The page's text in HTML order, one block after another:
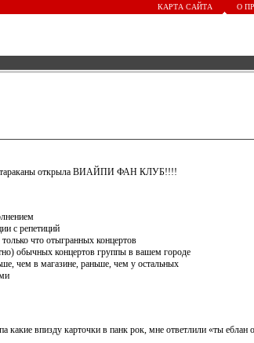
КАРТА САЙТА О
тараканы открыла ВИАЙПИ ФАН КЛУБ!!!!
с репетиций
что отыгранных концертов
обычных концертов группы в вашем городе
чем в магазине, раньше, чем у остальных
какие впизду карточки в панк рок, мне ответлили «ты